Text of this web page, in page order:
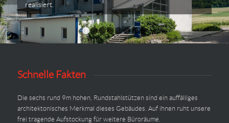
1 2 3 4 5 6 7 8
realisiert.
Schnelle Fakten
Die sechs rund 9m hohen, Rundstahlstützen sind ein auffälliges
architektonisches Merkmal dieses Gebäudes. Auf ihnen ruht unsere
frei tragende Aufstockung für weitere Büroräume.